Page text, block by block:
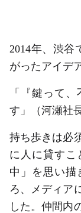
2014年、渋谷
がったアイデ
「『鍵って
す」（河瀬社
持ち歩きは必
に人に貸すこ
中」を思い描
ろ、メディア
した。仲間内